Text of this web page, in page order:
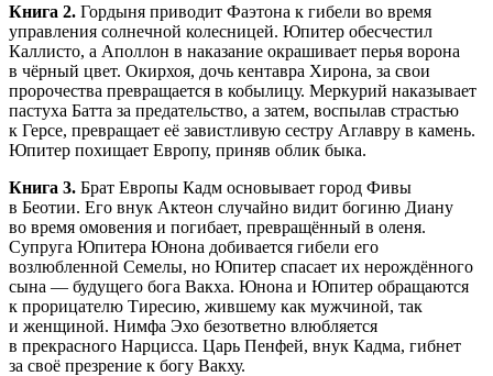
Книга 2. Гордыня приводит Фаэтона к гибели во время
управления солнечной колесницей. Юпитер обесчестил
Каллисто, а Аполлон в наказание окрашивает перья ворона
в чёрный цвет. Окирхоя, дочь кентавра Хирона, за свои
пророчества превращается в кобылицу. Меркурий наказывает
пастуха Батта за предательство, а затем, воспылав страстью
к Герсе, превращает её завистливую сестру Аглавру в камень.
Юпитер похищает Европу, приняв облик быка.
Книга 3. Брат Европы Кадм основывает город Фивы
в Беотии. Его внук Актеон случайно видит богиню Диану
во время омовения и погибает, превращённый в оленя.
Супруга Юпитера Юнона добивается гибели его
возлюбленной Семелы, но Юпитер спасает их нерождённого
сына — будущего бога Вакха. Юнона и Юпитер обращаются
к прорицателю Тиресию, жившему как мужчиной, так
и женщиной. Нимфа Эхо безответно влюбляется
в прекрасного Нарцисса. Царь Пенфей, внук Кадма, гибнет
за своё презрение к богу Вакху.